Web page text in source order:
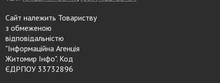
Сайт належить Товариству
з обмеженою
відповідальністю
"Інформаційна Агенція
Житомир Інфо". Код
ЄДРПОУ 33732896